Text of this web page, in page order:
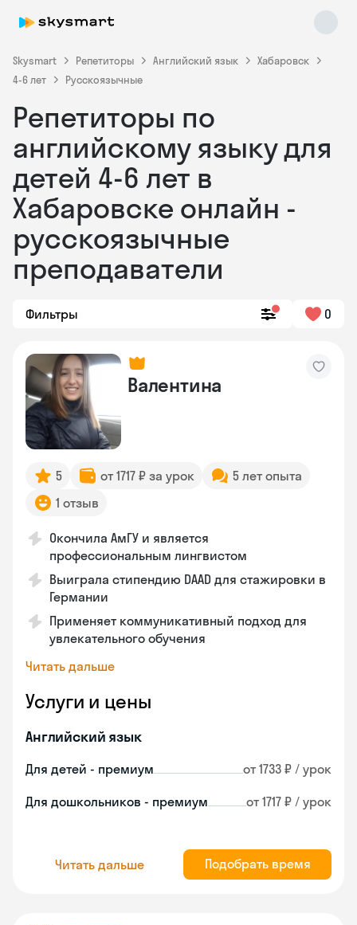
Skysmart Репетиторы Английский язык
Хабаровск
4-6 лет
Русскоязычные
Репетиторы по
английскому языку для
детей 4-6 лет в
Хабаровске онлайн -
русскоязычные
преподаватели
Фильтры 0
Валентина
5 от 1717 ₽ за урок
5 лет опыта
1 отзыв
Окончила АмГУ и является
профессиональным лингвистом
Выиграла стипендию DAAD для стажировки в
Германии
Применяет коммуникативный подход для
увлекательного обучения
Читать дальше
Услуги и цены
Английский язык
Для детей - премиум от 1733 ₽ / урок
Для дошкольников - премиум от 1717 ₽ / урок
Читать дальше Подобрать время
Skysmart Chat
online